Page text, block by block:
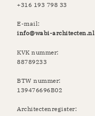
+316 193 798 33
E-mail:
info@wabi-architecten.nl
KVK nummer:
88789233
BTW nummer:
139476696B02
Architectenregister: